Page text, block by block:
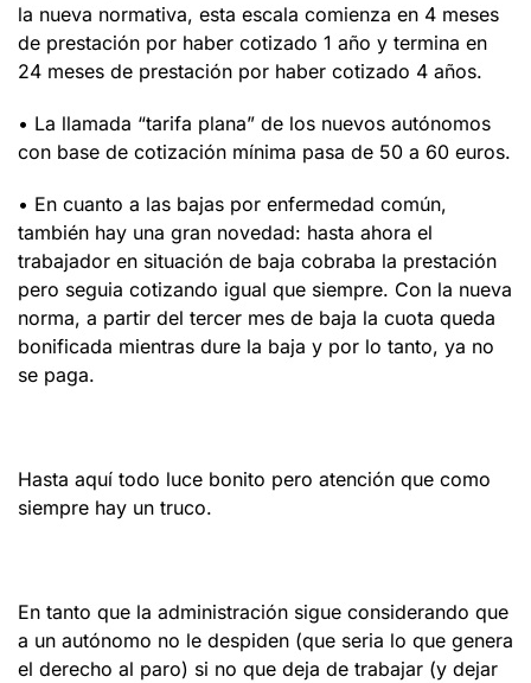
la nueva normativa, esta escala comienza en 4 meses
de prestación por haber cotizado 1 año y termina en
24 meses de prestación por haber cotizado 4 años.
• La llamada “tarifa plana” de los nuevos autónomos
con base de cotización mínima pasa de 50 a 60 euros.
• En cuanto a las bajas por enfermedad común,
también hay una gran novedad: hasta ahora el
trabajador en situación de baja cobraba la prestación
pero seguia cotizando igual que siempre. Con la nueva
norma, a partir del tercer mes de baja la cuota queda
bonificada mientras dure la baja y por lo tanto, ya no
se paga.
Hasta aquí todo luce bonito pero atención que como
siempre hay un truco.
En tanto que la administración sigue considerando que
a un autónomo no le despiden (que seria lo que genera
el derecho al paro) si no que deja de trabajar (y dejar